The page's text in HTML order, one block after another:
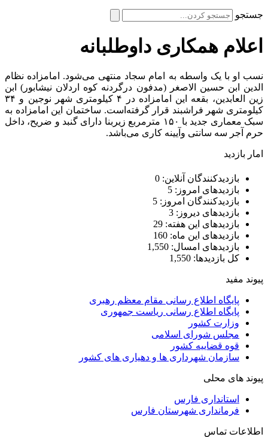
جستجو
اعلام همکاری داوطلبانه
نسب او با یک واسطه به امام سجاد منتهی می‌شود. امامزاده نظام
الدین ابن حسین الاصغر (مدفون درگردنه کوه اردلان نیشابور) ابن
زین العابدین، بقعه این امامزاده در ۴ کیلومتری شهر نوجین و ۳۴
کیلومتری شهر فراشبند قرار گرفته‌است. ساختمان این امامزاده به
سبک معماری جدید با ۱۵۰ مترمربع زیربنا دارای گنبد و ضریح، داخل
حرم آجر سه سانتی وآیینه کاری می‌باشد.
امار بازدید
بازدیدکنندگان آنلاین: 0
بازدیدهای امروز: 5
بازدیدکنندگان امروز: 5
بازدیدهای دیروز: 3
بازدیدهای این هفته: 29
بازدیدهای این ماه: 160
بازدیدهای امسال: 1,550
کل بازدیدها: 1,550
پیوند مفید
پایگاه اطلاع رسانی مقام معظم رهبری
پایگاه اطلاع رسانی ریاست جمهوری
وزارت کشور
مجلس شورای اسلامی
قوه قضاییه کشور
سازمان شهرداری ها و دهیاری های کشور
پیوند های محلی
استانداری فارس
فرمانداری شهرستان فارس
اطلاعات تماس